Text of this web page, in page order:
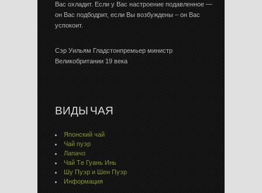
Вас охладит. Если у Вас настроение подавленное —
он Вас подбодрит, если Вы возбуждены – он Вас
успокоит.
Сэр Уильям Гладстонпремьер министр
Великобритании 19 века
ВИДЫ ЧАЯ
Японский чай
Чай пуэр
Лапачо
Чай Тe Гуaнь Инь
Шу Пуэр и Шен Пуэр
Информация